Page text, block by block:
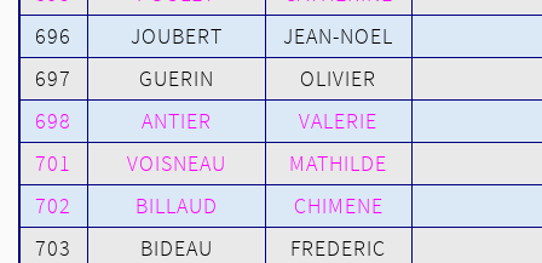
696
JOUBERT
JEAN-NOEL
697
GUERIN
OLIVIER
698
ANTIER
VALERIE
701
VOISNEAU
MATHILDE
702
BILLAUD
CHIMENE
703
BIDEAU
FREDERIC